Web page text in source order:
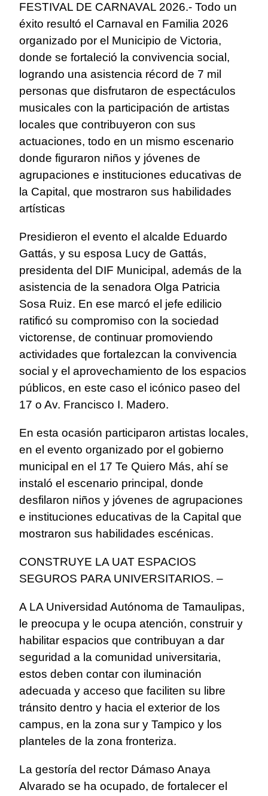
FESTIVAL DE CARNAVAL 2026.- Todo un
éxito resultó el Carnaval en Familia 2026
organizado por el Municipio de Victoria,
donde se fortaleció la convivencia social,
logrando una asistencia récord de 7 mil
personas que disfrutaron de espectáculos
musicales con la participación de artistas
locales que contribuyeron con sus
actuaciones, todo en un mismo escenario
donde figuraron niños y jóvenes de
agrupaciones e instituciones educativas de
la Capital, que mostraron sus habilidades
artísticas
Presidieron el evento el alcalde Eduardo
Gattás, y su esposa Lucy de Gattás,
presidenta del DIF Municipal, además de la
asistencia de la senadora Olga Patricia
Sosa Ruiz. En ese marcó el jefe edilicio
ratificó su compromiso con la sociedad
victorense, de continuar promoviendo
actividades que fortalezcan la convivencia
social y el aprovechamiento de los espacios
públicos, en este caso el icónico paseo del
17 o Av. Francisco I. Madero.
En esta ocasión participaron artistas locales,
en el evento organizado por el gobierno
municipal en el 17 Te Quiero Más, ahí se
instaló el escenario principal, donde
desfilaron niños y jóvenes de agrupaciones
e instituciones educativas de la Capital que
mostraron sus habilidades escénicas.
CONSTRUYE LA UAT ESPACIOS
SEGUROS PARA UNIVERSITARIOS. –
A LA Universidad Autónoma de Tamaulipas,
le preocupa y le ocupa atención, construir y
habilitar espacios que contribuyan a dar
seguridad a la comunidad universitaria,
estos deben contar con iluminación
adecuada y acceso que faciliten su libre
tránsito dentro y hacia el exterior de los
campus, en la zona sur y Tampico y los
planteles de la zona fronteriza.
La gestoría del rector Dámaso Anaya
Alvarado se ha ocupado, de fortalecer el